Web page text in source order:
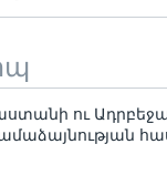
ու